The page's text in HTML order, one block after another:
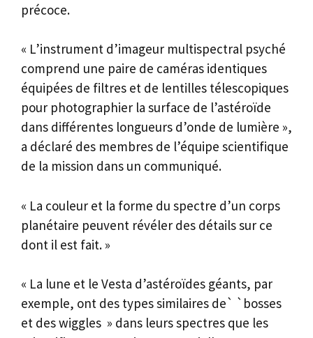
précoce.
« L’instrument d’imageur multispectral psyché
comprend une paire de caméras identiques
équipées de filtres et de lentilles télescopiques
pour photographier la surface de l’astéroïde
dans différentes longueurs d’onde de lumière »,
a déclaré des membres de l’équipe scientifique
de la mission dans un communiqué.
« La couleur et la forme du spectre d’un corps
planétaire peuvent révéler des détails sur ce
dont il est fait. »
« La lune et le Vesta d’astéroïdes géants, par
exemple, ont des types similaires de` `bosses
et des wiggles » dans leurs spectres que les